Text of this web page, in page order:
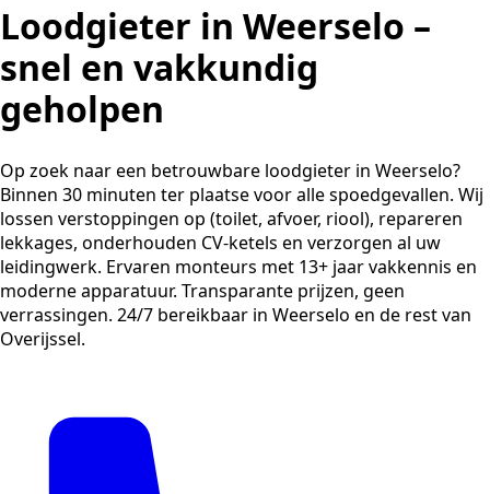
Loodgieter in Weerselo –
snel en vakkundig
geholpen
Op zoek naar een betrouwbare loodgieter in Weerselo?
Binnen 30 minuten ter plaatse voor alle spoedgevallen. Wij
lossen verstoppingen op (toilet, afvoer, riool), repareren
lekkages, onderhouden CV-ketels en verzorgen al uw
leidingwerk. Ervaren monteurs met 13+ jaar vakkennis en
moderne apparatuur. Transparante prijzen, geen
verrassingen. 24/7 bereikbaar in Weerselo en de rest van
Overijssel.